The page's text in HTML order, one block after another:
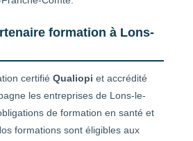
formation à Lons-
certifié Qualiopi et accrédité
les entreprises de Lons-le-
de formation en santé et
formations sont éligibles aux